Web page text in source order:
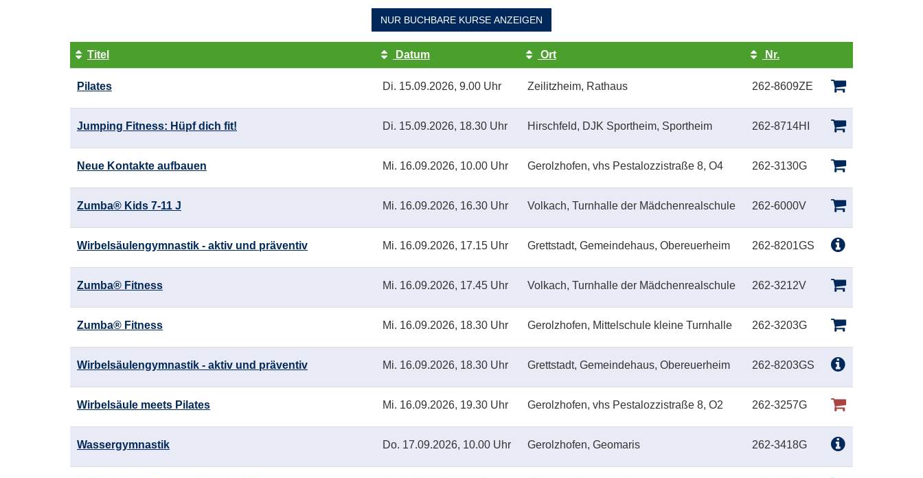
NUR BUCHBARE KURSE ANZEIGEN
Tabellenüberschriften
können
sortiert
werden.
Titel Datum Ort
Nr.
Kursstatus
Pilates
Di. 15.09.2026, 9.00 Uhr Zeilitzheim, Rathaus 262-8609ZE
Jumping Fitness: Hüpf dich fit! Di. 15.09.2026, 18.30 Uhr Hirschfeld, DJK Sportheim, Sportheim 262-8714HI
Neue Kontakte aufbauen Mi. 16.09.2026, 10.00 Uhr Gerolzhofen, vhs Pestalozzistraße 8, O4 262-3130G
Zumba® Kids 7-11 J Mi. 16.09.2026, 16.30 Uhr Volkach, Turnhalle der Mädchenrealschule 262-6000V
Wirbelsäulengymnastik - aktiv und präventiv Mi. 16.09.2026, 17.15 Uhr Grettstadt, Gemeindehaus, Obereuerheim 262-8201GS
Zumba® Fitness Mi. 16.09.2026, 17.45 Uhr Volkach, Turnhalle der Mädchenrealschule 262-3212V
Zumba® Fitness Mi. 16.09.2026, 18.30 Uhr Gerolzhofen, Mittelschule kleine Turnhalle 262-3203G
Wirbelsäulengymnastik - aktiv und präventiv Mi. 16.09.2026, 18.30 Uhr Grettstadt, Gemeindehaus, Obereuerheim 262-8203GS
Wirbelsäule meets Pilates Mi. 16.09.2026, 19.30 Uhr Gerolzhofen, vhs Pestalozzistraße 8, O2 262-3257G
Wassergymnastik Do. 17.09.2026, 10.00 Uhr Gerolzhofen, Geomaris 262-3418G